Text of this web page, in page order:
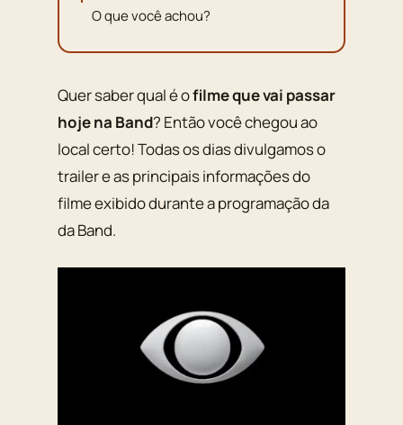
O que você achou?
Quer saber qual é ofilme que vai passar
hoje na Band? Então você chegou ao
local certo! Todas os dias divulgamos o
trailer e as principais informações do
filme exibido durante a programação da
da Band.